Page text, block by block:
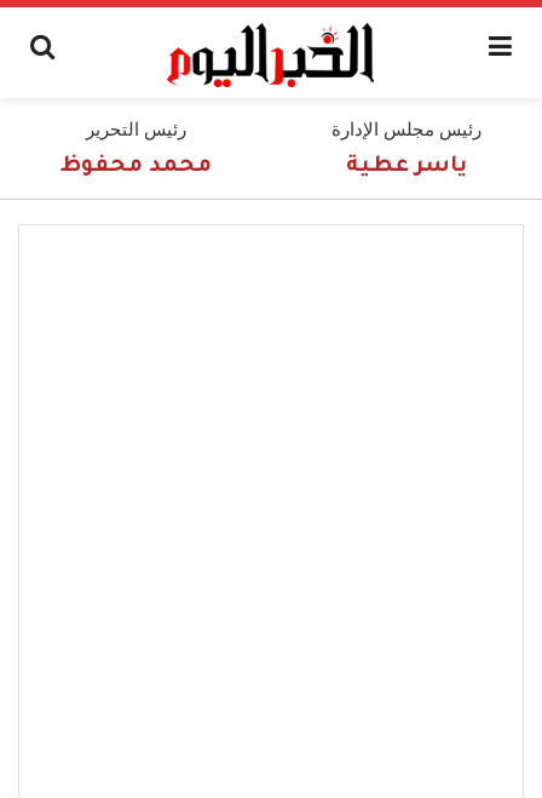
رئيس مجلس الإدارة
ياسر عطية
رئيس التحرير
محمد محفوظ